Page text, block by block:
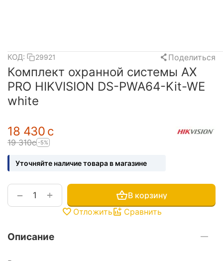
КОД: 29921 Поделиться
Комплект охранной системы AX
PRO HIKVISION DS-PWA64-Kit-WE
white
18 430 с
19 310с -5%
Уточняйте наличие товара в магазине
+
−
В корзину
Отложить
Сравнить
Описание